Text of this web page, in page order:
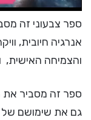
ספר צבעוני זה
אנרגיה חיובית,
והצמיחה האישית,
ספר זה מסביר את
גם את שימושם של